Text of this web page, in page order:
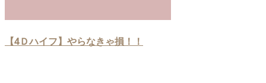
【4Ｄハイフ】やらなきゃ損！！